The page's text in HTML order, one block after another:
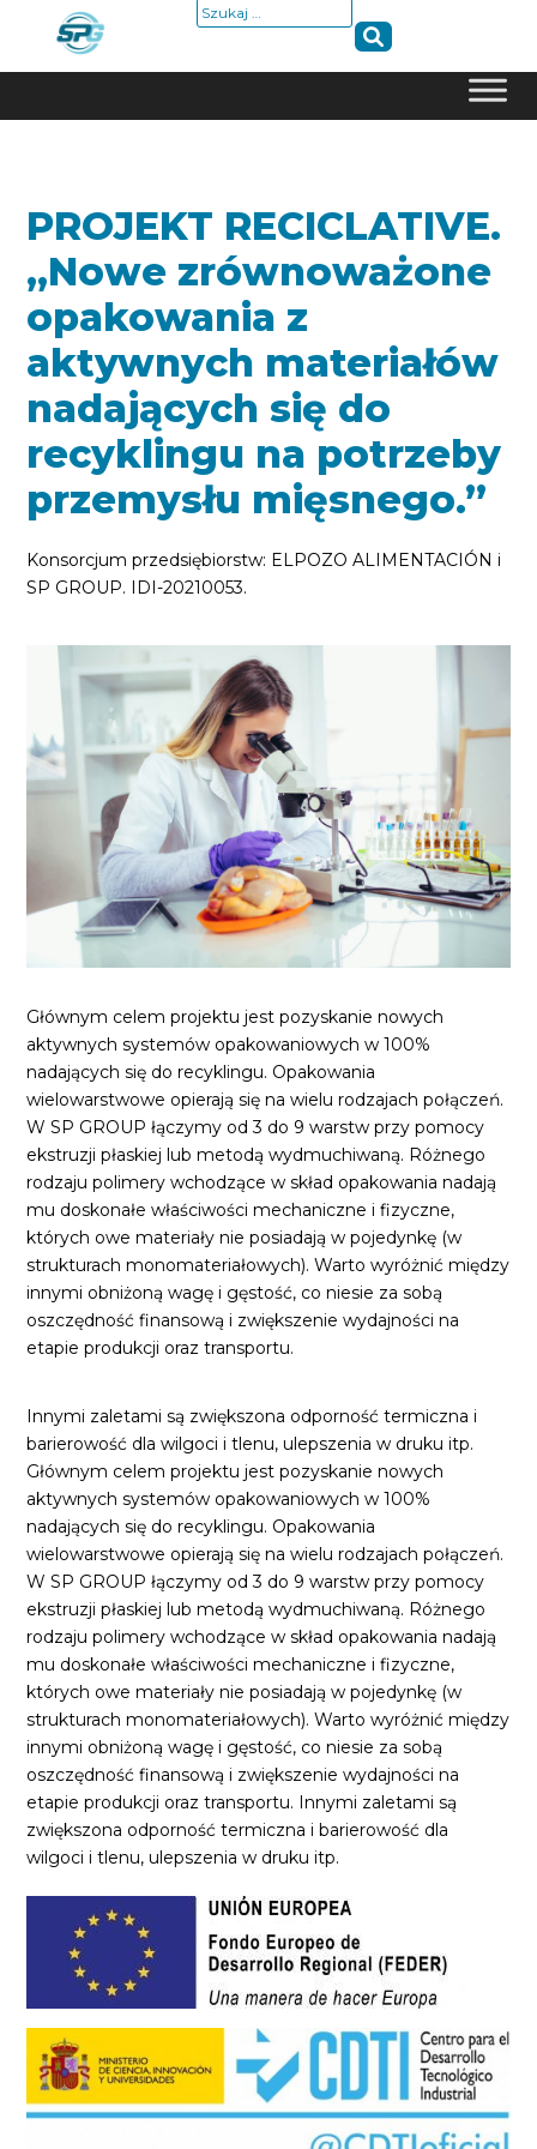
Szukaj:
PROJEKT RECICLATIVE.
„Nowe zrównoważone
opakowania z
aktywnych materiałów
nadających się do
recyklingu na potrzeby
przemysłu mięsnego.”
Konsorcjum przedsiębiorstw: ELPOZO ALIMENTACIÓN i
SP GROUP. IDI-20210053.
Głównym celem projektu jest pozyskanie nowych
aktywnych systemów opakowaniowych w 100%
nadających się do recyklingu. Opakowania
wielowarstwowe opierają się na wielu rodzajach połączeń.
W SP GROUP łączymy od 3 do 9 warstw przy pomocy
ekstruzji płaskiej lub metodą wydmuchiwaną. Różnego
rodzaju polimery wchodzące w skład opakowania nadają
mu doskonałe właściwości mechaniczne i fizyczne,
których owe materiały nie posiadają w pojedynkę (w
strukturach monomateriałowych). Warto wyróżnić między
innymi obniżoną wagę i gęstość, co niesie za sobą
oszczędność finansową i zwiększenie wydajności na
etapie produkcji oraz transportu.
Innymi zaletami są zwiększona odporność termiczna i
barierowość dla wilgoci i tlenu, ulepszenia w druku itp.
Głównym celem projektu jest pozyskanie nowych
aktywnych systemów opakowaniowych w 100%
nadających się do recyklingu. Opakowania
wielowarstwowe opierają się na wielu rodzajach połączeń.
W SP GROUP łączymy od 3 do 9 warstw przy pomocy
ekstruzji płaskiej lub metodą wydmuchiwaną. Różnego
rodzaju polimery wchodzące w skład opakowania nadają
mu doskonałe właściwości mechaniczne i fizyczne,
których owe materiały nie posiadają w pojedynkę (w
strukturach monomateriałowych). Warto wyróżnić między
innymi obniżoną wagę i gęstość, co niesie za sobą
oszczędność finansową i zwiększenie wydajności na
etapie produkcji oraz transportu. Innymi zaletami są
zwiększona odporność termiczna i barierowość dla
wilgoci i tlenu, ulepszenia w druku itp.